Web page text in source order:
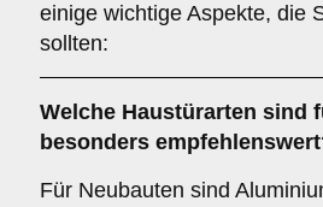
einige wichtige Aspekte, die
sollten:
Welche Haustürarten sind
besonders
Für Neubauten sind